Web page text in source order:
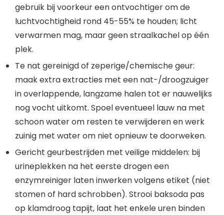
gebruik bij voorkeur een ontvochtiger om de
luchtvochtigheid rond 45-55% te houden; licht
verwarmen mag, maar geen straalkachel op één
plek.
Te nat gereinigd of zeperige/chemische geur:
maak extra extracties met een nat-/droogzuiger
in overlappende, langzame halen tot er nauwelijks
nog vocht uitkomt. Spoel eventueel lauw na met
schoon water om resten te verwijderen en werk
zuinig met water om niet opnieuw te doorweken.
Gericht geurbestrijden met veilige middelen: bij
urineplekken na het eerste drogen een
enzymreiniger laten inwerken volgens etiket (niet
stomen of hard schrobben). Strooi baksoda pas
op klamdroog tapijt, laat het enkele uren binden